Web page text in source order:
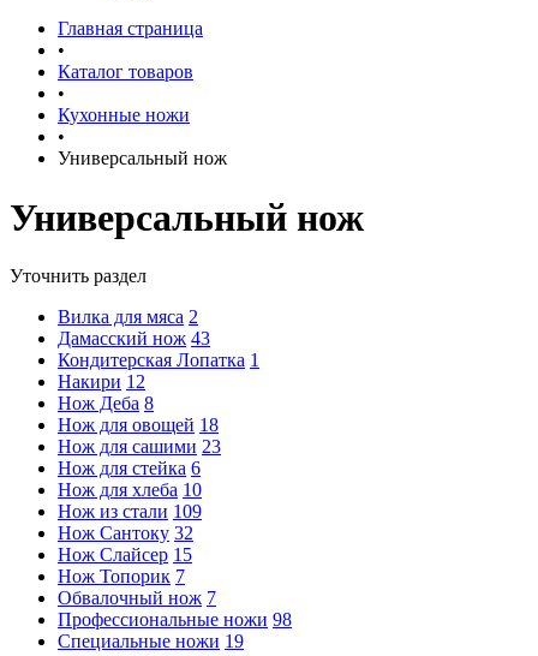
Главная страница
•
Каталог товаров
•
Кухонные ножи
•
Универсальный нож
Универсальный нож
Уточнить раздел
Вилка для мяса 2
Дамасский нож 43
Кондитерская Лопатка 1
Накири 12
Нож Деба 8
Нож для овощей 18
Нож для сашими 23
Нож для стейка 6
Нож для хлеба 10
Нож из стали 109
Нож Сантоку 32
Нож Слайсер 15
Нож Топорик 7
Обвалочный нож 7
Профессиональные ножи 98
Специальные ножи 19